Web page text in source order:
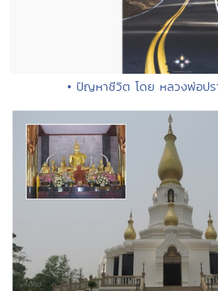
• ปัญหาชีวิต โดย หลวงพ่อปร